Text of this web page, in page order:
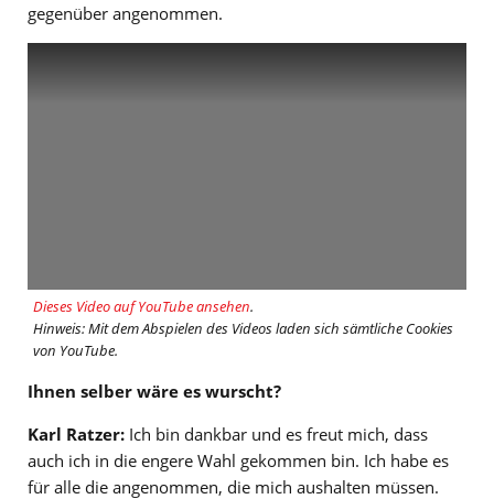
gegenüber angenommen.
Dieses Video auf YouTube ansehen.
Hinweis: Mit dem Abspielen des Videos laden sich sämtliche Cookies
von YouTube.
Ihnen selber wäre es wurscht?
Karl Ratzer: Ich bin dankbar und es freut mich, dass
auch ich in die engere Wahl gekommen bin. Ich habe es
für alle die angenommen, die mich aushalten müssen.